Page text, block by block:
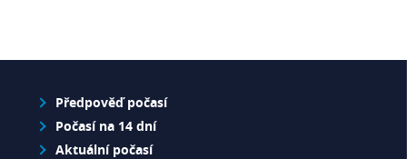
Předpověď počasí
Počasí na 14 dní
Aktuální počasí